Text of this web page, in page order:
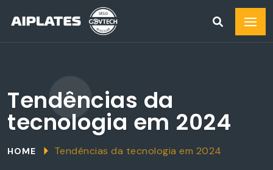
Tendências da
tecnologia em 2024
HOME Tendências da tecnologia em 2024